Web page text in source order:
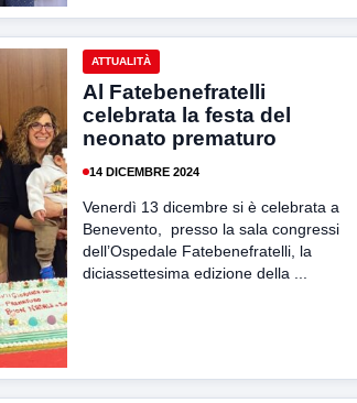
ATTUALITÀ
Al Fatebenefratelli
celebrata la festa del
neonato prematuro
14 DICEMBRE 2024
Venerdì 13 dicembre si è celebrata a
Benevento, presso la sala congressi
dell’Ospedale Fatebenefratelli, la
diciassettesima edizione della ...